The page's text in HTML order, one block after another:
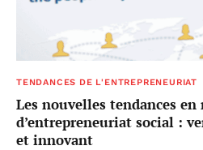
TENDANCES DE L'ENTREPRENEURIAT
Les nouvelles tendances en
d’entrepreneuriat social :
et innovant